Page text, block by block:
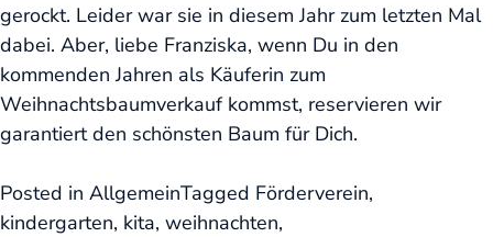
gerockt. Leider war sie in diesem Jahr zum letzten Mal
dabei. Aber, liebe Franziska, wenn Du in den
kommenden Jahren als Käuferin zum
Weihnachtsbaumverkauf kommst, reservieren wir
garantiert den schönsten Baum für Dich.
Posted in AllgemeinTagged Förderverein,
kindergarten, kita, weihnachten,